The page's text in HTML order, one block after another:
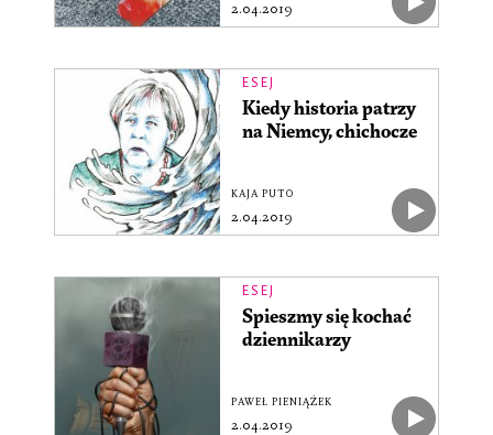
2.04.2019
ESEJ
Kiedy historia patrzy
na Niemcy, chichocze
KAJA PUTO
2.04.2019
ESEJ
Spieszmy się kochać
dziennikarzy
PAWEŁ PIENIĄŻEK
2.04.2019